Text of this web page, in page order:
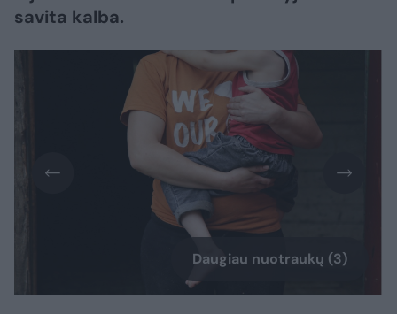
savita kalba.
Daugiau nuotraukų (3)